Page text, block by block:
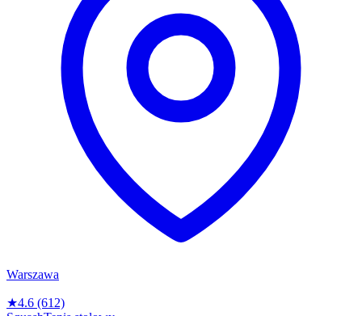
Warszawa
★4.6 (612)